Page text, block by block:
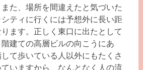
た、場所を間違えたと気づいた
ティに行くには予想外に長い距
ます。正しく東口に出たとして
建ての高層ビルの向こうにあ
て歩いている人以外にもたくさ
いますから、なんとなく人の流